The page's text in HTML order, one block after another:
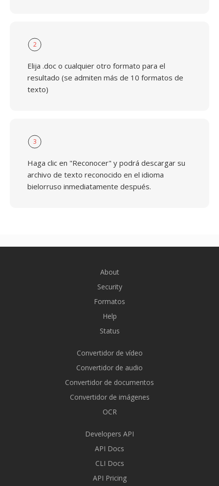
2
Elija .doc o cualquier otro formato para el
resultado (se admiten más de 10 formatos de
texto)
3
Haga clic en "Reconocer" y podrá descargar su
archivo de texto reconocido en el idioma
bielorruso inmediatamente después.
About
Security
Formatos
Help
Status
Convertidor de vídeo
Convertidor de audio
Convertidor de documentos
Convertidor de imágenes
OCR
Developers API
API Docs
CLI Docs
API Pricing